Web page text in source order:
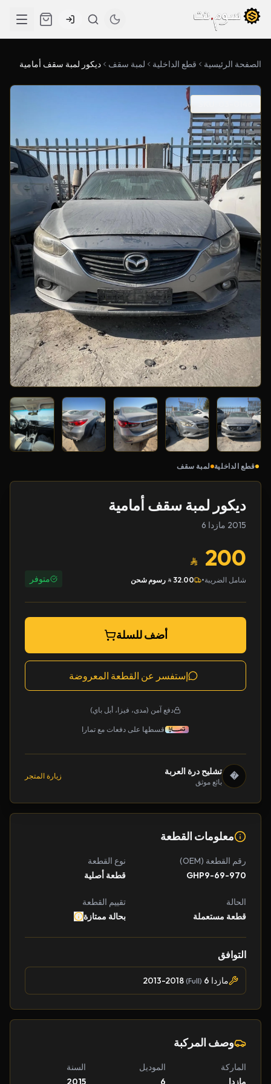
الصفحة الرئيسية قطع الداخلية لمبة سقف ديكور لمبة سقف أمامية
قطع الداخلية لمبة سقف
ديكور لمبة سقف أمامية
2015 مازدا 6
200
شامل الضريبة•
32.00 رسوم شحن متوفر
أضف للسلة
إستفسر عن القطعة المعروضة
دفع آمن (مدى، فيزا، أبل باي)
قسطها على دفعات مع تمارا
� تشليح درة العربة
بائع موثق
زيارة المتجر
معلومات القطعة
رقم القطعة (OEM)
GHP9-69-970
نوع القطعة
قطعة أصلية
الحالة
قطعة مستعملة
تقييم القطعة
بحالة ممتازة
التوافق
مازدا 6 (Full)
وصف المركبة
الماركة
الموديل
السنة